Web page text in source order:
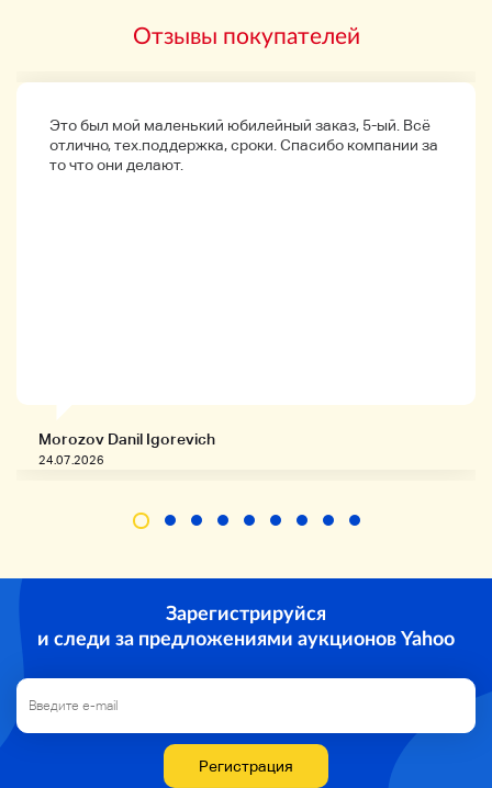
Связаться с нами
До начала торгов
Если вы новичок в нашем магазине, пожалуйста,
Отзывы покупателей
Это был мой маленький юбилейный заказ, 5-ый. Всё
отлично, тех.поддержка, сроки. Спасибо компании за
то что они делают.
Morozov Danil Igorevich
24.07.2026
Зарегистрируйся
и следи за предложениями аукционов Yahoo
Регистрация